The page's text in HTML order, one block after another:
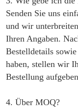
Senden Sie uns
und wir
Ihren Angaben.
Bestelldetails
haben, stellen wir
Bestellung
4. Über MOQ?